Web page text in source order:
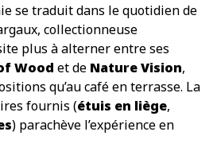
se traduit dans le quotidien de
collectionneuse
plus à alterner entre ses
Wood et de Nature Vision,
qu’au café en terrasse. La
fournis (étuis en liège,
) parachève l’expérience en